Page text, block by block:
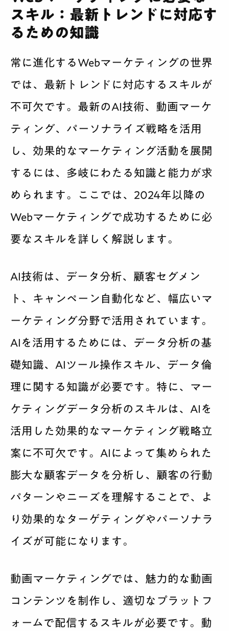
スキル：最新トレンドに対応す
るための知識
常に進化するWebマーケティングの世界
では、最新トレンドに対応するスキルが
不可欠です。最新のAI技術、動画マーケ
ティング、パーソナライズ戦略を活用
し、効果的なマーケティング活動を展開
するには、多岐にわたる知識と能力が求
められます。ここでは、2024年以降の
Webマーケティングで成功するために必
要なスキルを詳しく解説します。
AI技術は、データ分析、顧客セグメン
ト、キャンペーン自動化など、幅広いマ
ーケティング分野で活用されています。
AIを活用するためには、データ分析の基
礎知識、AIツール操作スキル、データ倫
理に関する知識が必要です。特に、マー
ケティングデータ分析のスキルは、AIを
活用した効果的なマーケティング戦略立
案に不可欠です。AIによって集められた
膨大な顧客データを分析し、顧客の行動
パターンやニーズを理解することで、よ
り効果的なターゲティングやパーソナラ
イズが可能になります。
動画マーケティングでは、魅力的な動画
コンテンツを制作し、適切なプラットフ
ォームで配信するスキルが必要です。動